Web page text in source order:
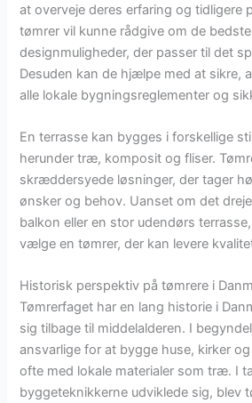
at overveje deres erfaring og tidligere
tømrer vil kunne rådgive om de
designmuligheder, der passer til det
Desuden kan de hjælpe med at sikre,
alle lokale bygningsreglementer og
En terrasse kan bygges i forskellige
herunder træ, komposit og fliser.
skræddersyede løsninger, der tager
ønsker og behov. Uanset om det
balkon eller en stor udendørs
vælge en tømrer, der kan levere
Historisk perspektiv på tømrere i
Tømrerfaget har en lang historie i
sig tilbage til middelalderen. I
ansvarlige for at bygge huse, kirker
ofte med lokale materialer som træ. I
byggeteknikkerne udviklede sig, blev